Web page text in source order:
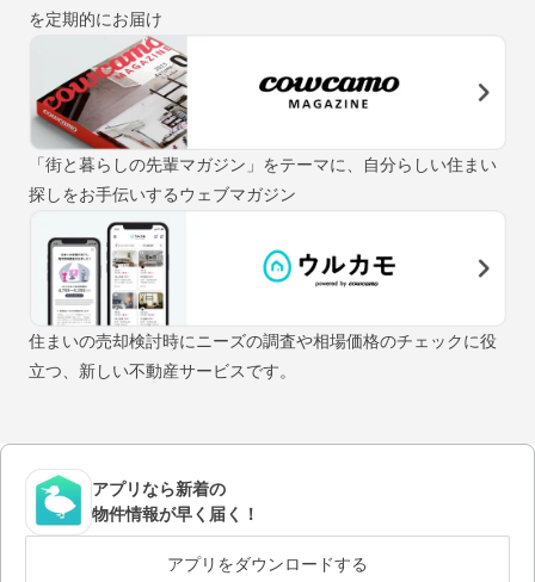
を定期的にお届け
「街と暮らしの先輩マガジン」をテーマに、自分らしい住まい
探しをお手伝いするウェブマガジン
住まいの売却検討時にニーズの調査や相場価格のチェックに役
立つ、新しい不動産サービスです。
アプリなら新着の
物件情報が早く届く！
アプリをダウンロードする